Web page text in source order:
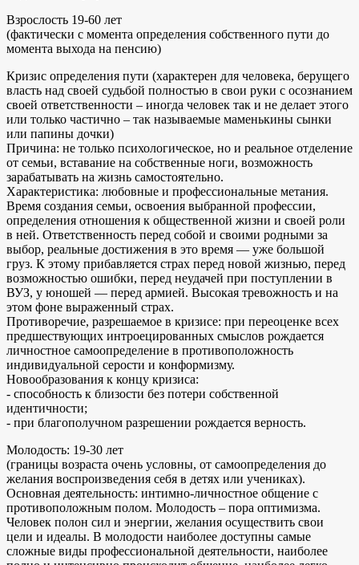
Взрослость 19-60 лет
(фактически с момента определения собственного пути до
момента выхода на пенсию)
Кризис определения пути (характерен для человека, берущего
власть над своей судьбой полностью в свои руки с осознанием
своей ответственности – иногда человек так и не делает этого
или только частично – так называемые маменькины сынки
или папины дочки)
Причина: не только психологическое, но и реальное отделение
от семьи, вставание на собственные ноги, возможность
зарабатывать на жизнь самостоятельно.
Характеристика: любовные и профессиональные метания.
Время создания семьи, освоения выбранной профессии,
определения отношения к общественной жизни и своей роли
в ней. Ответственность перед собой и своими родными за
выбор, реальные достижения в это время — уже большой
груз. К этому прибавляется страх перед новой жизнью, перед
возможностью ошибки, перед неудачей при поступлении в
ВУЗ, у юношей — перед армией. Высокая тревожность и на
этом фоне выраженный страх.
Противоречие, разрешаемое в кризисе: при переоценке всех
предшествующих интроецированных смыслов рождается
личностное самоопределение в противоположность
индивидуальной серости и конформизму.
Новообразования к концу кризиса:
- способность к близости без потери собственной
идентичности;
- при благополучном разрешении рождается верность.
Молодость: 19-30 лет
(границы возраста очень условны, от самоопределения до
желания воспроизведения себя в детях или учениках).
Основная деятельность: интимно-личностное общение с
противоположным полом. Молодость – пора оптимизма.
Человек полон сил и энергии, желания осуществить свои
цели и идеалы. В молодости наиболее доступны самые
сложные виды профессиональной деятельности, наиболее